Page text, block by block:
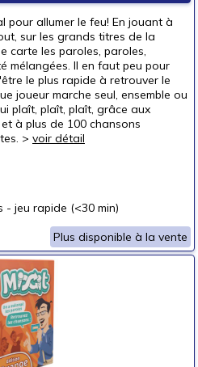
pour allumer le feu! En jouant à
sur les grands titres de la
carte les paroles, paroles,
mélangées. Il en faut peu pour
le plus rapide à retrouver le
joueur marche seul, ensemble ou
plaît, plaît, plaît, grâce aux
à plus de 100 chansons
> voir détail
- jeu rapide (<30 min)
Plus disponible à la vente